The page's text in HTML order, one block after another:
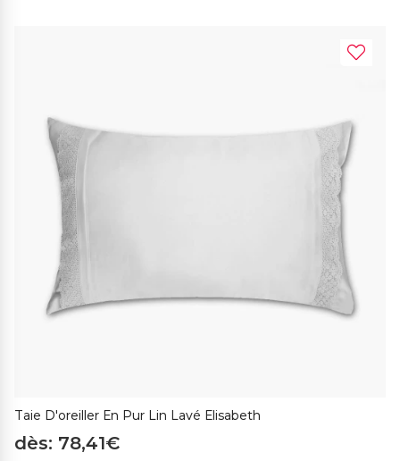
Taie D'oreiller En Pur Lin Lavé Elisabeth
dès: 78,41€